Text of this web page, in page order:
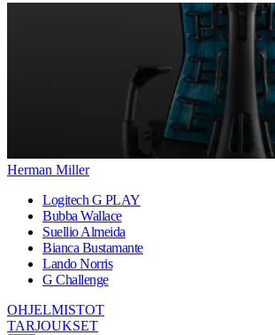
Herman Miller
Logitech G PLAY
Bubba Wallace
Suellio Almeida
Bianca Bustamante
Lando Norris
G Challenge
OHJELMISTOT
TARJOUKSET